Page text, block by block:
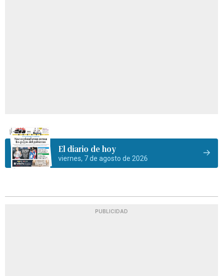
El diario de hoy
viernes, 7 de agosto de 2026
PUBLICIDAD